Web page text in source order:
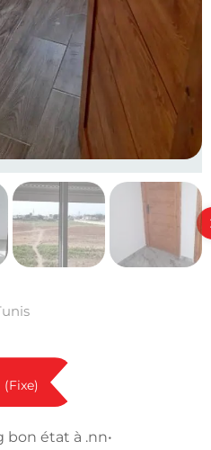
(Fixe)
état à .nn•